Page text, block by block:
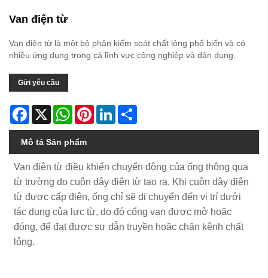
Van điện từ
Van điện từ là một bộ phận kiểm soát chất lỏng phổ biến và có
nhiều ứng dụng trong cả lĩnh vực công nghiệp và dân dụng.
Gửi yêu cầu
Facebook
X WhatsAppPinterestLinkedIn
Mô tả Sản phẩm
Van điện từ điều khiển chuyển động của ống thông qua
từ trường do cuộn dây điện từ tạo ra. Khi cuộn dây điện
từ được cấp điện, ống chỉ sẽ di chuyển đến vị trí dưới
tác dụng của lực từ, do đó cổng van được mở hoặc
đóng, để đạt được sự dẫn truyền hoặc chặn kênh chất
lỏng.